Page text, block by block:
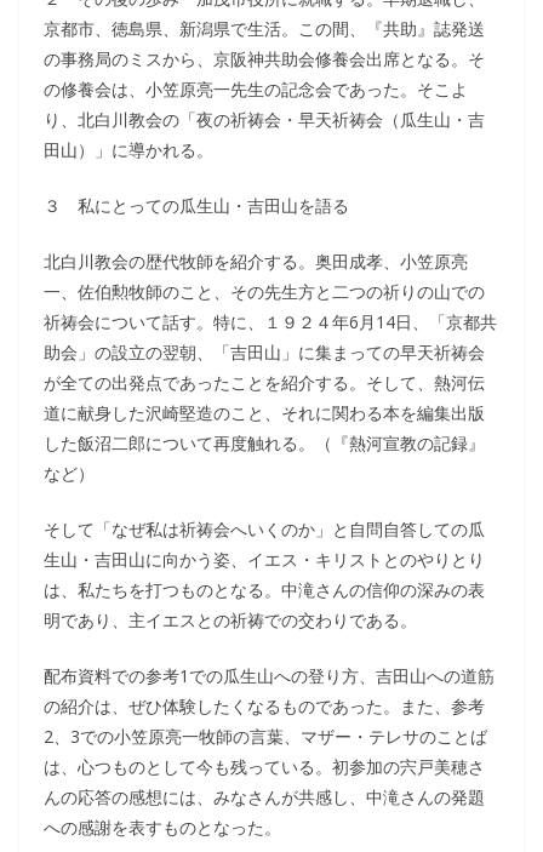
京都市、徳島県、新潟県で生活。この間、『共助』誌発送
の事務局のミスから、京阪神共助会修養会出席となる。そ
の修養会は、小笠原亮一先生の記念会であった。そこよ
り、北白川教会の「夜の祈祷会・早天祈祷会（瓜生山・吉
田山）」に導かれる。
３ 私にとっての瓜生山・吉田山を語る
北白川教会の歴代牧師を紹介する。奥田成孝、小笠原亮
一、佐伯勲牧師のこと、その先生方と二つの祈りの山での
祈祷会について話す。特に、１９２４年6月14日、「京都共
助会」の設立の翌朝、「吉田山」に集まっての早天祈祷会
が全ての出発点であったことを紹介する。そして、熱河伝
道に献身した沢崎堅造のこと、それに関わる本を編集出版
した飯沼二郎について再度触れる。（『熱河宣教の記録』
など）
そして「なぜ私は祈祷会へいくのか」と自問自答しての瓜
生山・吉田山に向かう姿、イエス・キリストとのやりとり
は、私たちを打つものとなる。中滝さんの信仰の深みの表
明であり、主イエスとの祈祷での交わりである。
配布資料での参考1での瓜生山への登り方、吉田山への道筋
の紹介は、ぜひ体験したくなるものであった。また、参考
2、3での小笠原亮一牧師の言葉、マザー・テレサのことば
は、心つものとして今も残っている。初参加の宍戸美穂さ
んの応答の感想には、みなさんが共感し、中滝さんの発題
への感謝を表すものとなった。